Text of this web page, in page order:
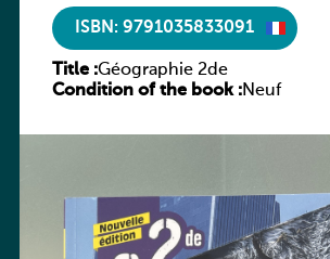
ISBN: 9791035833091
Title :Géographie 2de
Condition of the book :Neuf